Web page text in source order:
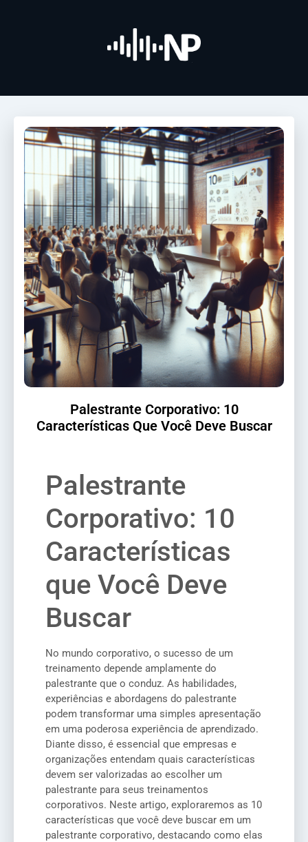
Palestrante Corporativo: 10
Características Que Você Deve Buscar
Palestrante
Corporativo: 10
Características
que Você Deve
Buscar
No mundo corporativo, o sucesso de um
treinamento depende amplamente do
palestrante que o conduz. As habilidades,
experiências e abordagens do palestrante
podem transformar uma simples apresentação
em uma poderosa experiência de aprendizado.
Diante disso, é essencial que empresas e
organizações entendam quais características
devem ser valorizadas ao escolher um
palestrante para seus treinamentos
corporativos. Neste artigo, exploraremos as 10
características que você deve buscar em um
palestrante corporativo, destacando como elas